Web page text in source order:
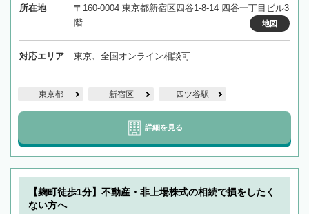
所在地
〒160-0004 東京都新宿区四谷1-8-14 四谷一丁目ビル3
階
地図
対応エリア 東京、全国オンライン相談可
東京都 新宿区 四ツ谷駅
詳細を見る
【麹町徒歩1分】不動産・非上場株式の相続で損をしたく
ない方へ